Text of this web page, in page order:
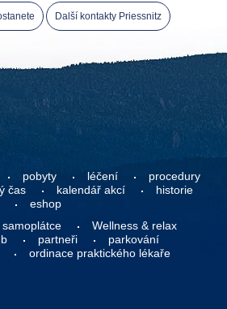
Další kontakty Priessnitz
pobyty léčení
procedury
čas kalendář akcí
historie
eshop
samoplátce
Wellness & relax
partneři
parkování
ordinace praktického lékaře